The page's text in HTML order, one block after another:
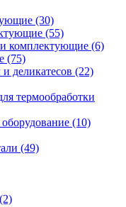
(30)
(55)
комплектующие (6)
(75)
деликатесов (22)
термообработки
(10)
(49)